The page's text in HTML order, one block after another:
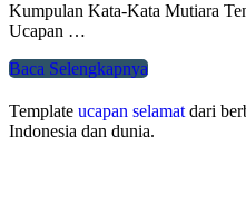
Kumpulan Kata-Kata Mutiara
Ucapan …
Baca Selengkapnya
Template ucapan selamat dari
Indonesia dan dunia.